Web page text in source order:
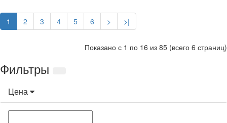
1 2 3 4 5 6 > >|
Показано с 1 по 16 из 85 (всего 6 страниц)
Фильтры
Цена